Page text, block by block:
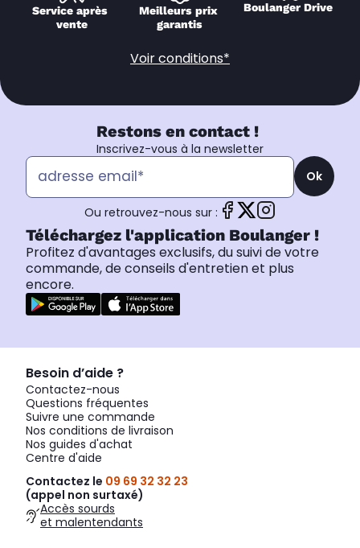
Service après
vente
Meilleurs prix
garantis
Boulanger Drive
Voir conditions*
Restons en contact !
Inscrivez-vous à la newsletter
Ok
Ou retrouvez-nous sur :
Téléchargez l'application Boulanger !
Profitez d'avantages exclusifs, du suivi de votre
commande, de conseils d'entretien et plus
encore.
Besoin d’aide ?
Contactez-nous
Questions fréquentes
Suivre une commande
Nos conditions de livraison
Nos guides d'achat
Centre d'aide
Contactez le 09 69 32 32 23
(appel non surtaxé)
Accès sourds
et malentendants